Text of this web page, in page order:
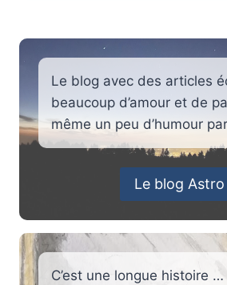
Le blog avec des articles
beaucoup d’amour et de
même un peu d’humour
Le blog Astro
C’est une longue histoire …